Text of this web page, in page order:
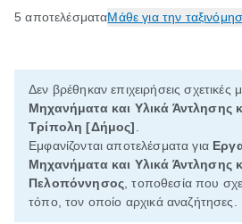
5 αποτελέσματαΜάθε για την
Δεν βρέθηκαν επιχειρήσεις σχετικές
Μηχανήματα και Υλικά Άντλησης
Τρίπολη [Δήμος]
Εμφανίζονται αποτελέσματα για
Μηχανήματα και Υλικά Άντλησης
Πελοπόννησος , τοποθεσία που
τόπο, τον οποίο αρχικά αναζήτησες.